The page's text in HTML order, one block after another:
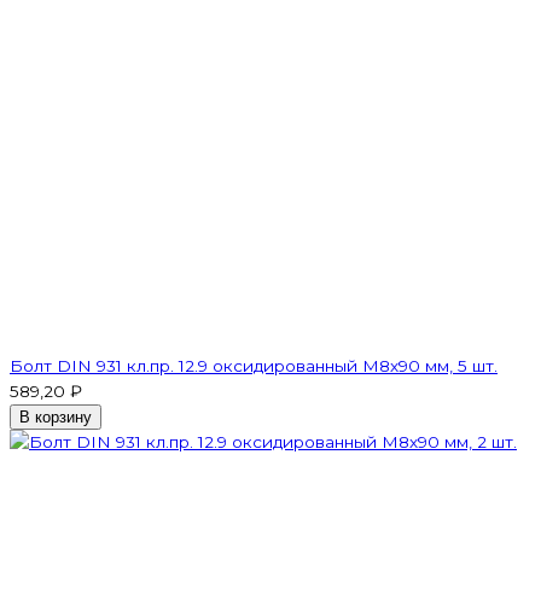
Болт DIN 931 кл.пр. 12.9 оксидированный M8х90 мм, 5 шт.
589,20 ₽
В корзину